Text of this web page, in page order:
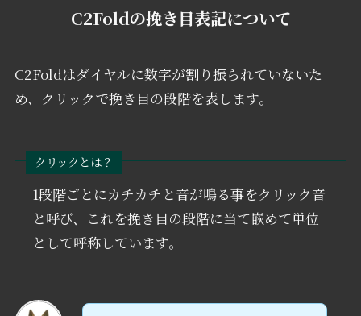
C2Foldの挽き目表記について
C2Foldはダイヤルに数字が割り振られていないた
め、クリックで挽き目の段階を表します。
クリックとは？
1段階ごとにカチカチと音が鳴る事をクリック音
と呼び、これを挽き目の段階に当て嵌めて単位
として呼称しています。